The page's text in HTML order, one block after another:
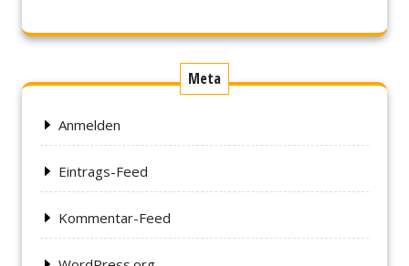
Meta
Anmelden
Eintrags-Feed
Kommentar-Feed